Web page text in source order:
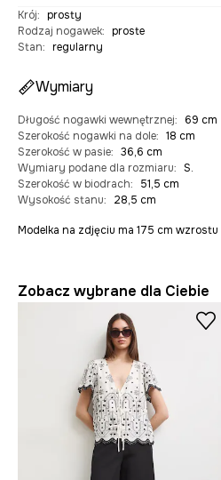
Krój: prosty
Rodzaj nogawek: proste
Stan: regularny
Wymiary
Długość nogawki wewnętrznej:
69 cm
Szerokość nogawki na dole: 18 cm
Szerokość w pasie: 36,6 cm
Wymiary podane dla rozmiaru: S.
Szerokość w biodrach:
51,5 cm
Wysokość stanu: 28,5 cm
Modelka na zdjęciu ma 175 cm
Zobacz wybrane dla Ciebie